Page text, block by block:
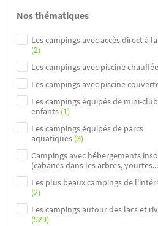
Nos thématiques
Les campings avec accès direct à
(2)
Les campings avec piscine chauffée
Les campings avec piscine
Les campings équipés de mini-club
enfants (1)
Les campings équipés de parcs
aquatiques (3)
Campings avec hébergements
(cabanes dans les arbres,
Les plus beaux campings de
(2)
Les campings autour des lacs et
(529)